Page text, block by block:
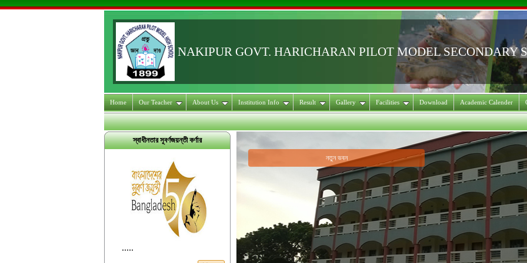
NAKIPUR GOVT. HARICHARAN PILOT MODEL SECONDARY
Home Our Teacher About Us Institution Info Result Gallery Facilities Download Academic Calender
স্বাধীনতার সূবর্ণজয়ন্তী কর্ণার
.....